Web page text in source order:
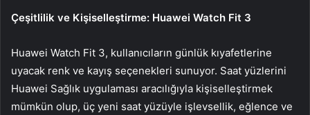
Çeşitlilik ve Kişiselleştirme: Huawei Watch Fit 3
Huawei Watch Fit 3, kullanıcıların günlük kıyafetlerine
uyacak renk ve kayış seçenekleri sunuyor. Saat yüzlerini
Huawei Sağlık uygulaması aracılığıyla kişiselleştirmek
mümkün olup, üç yeni saat yüzüyle işlevsellik, eğlence ve